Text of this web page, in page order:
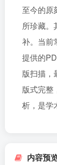
至今的原
所珍藏。
补。当前
提供的
版扫描，
版式完整
析，是学
内容预